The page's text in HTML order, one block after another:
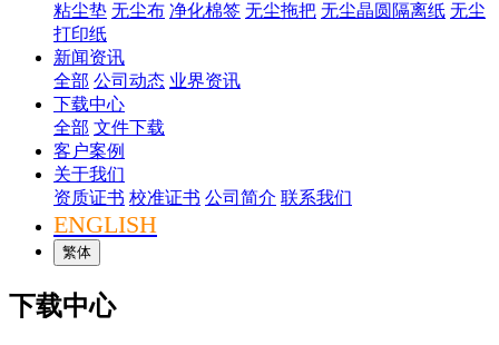
粘尘垫 无尘布 净化棉签 无尘拖把 无尘晶圆隔离纸 无尘
打印纸
新闻资讯
全部 公司动态 业界资讯
下载中心
全部 文件下载
客户案例
关于我们
资质证书 校准证书 公司简介 联系我们
ENGLISH
繁体
下载中心